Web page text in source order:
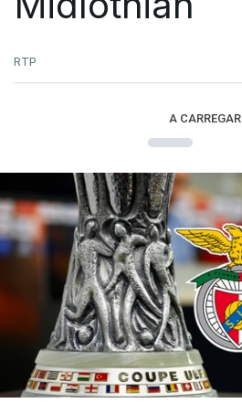
RTP
A CARREGAR